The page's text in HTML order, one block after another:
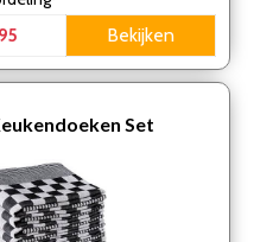
Bekijken
Set